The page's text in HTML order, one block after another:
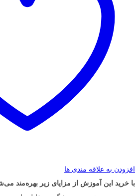
افزودن به علاقه مندی ها
با خرید این آموزش از مزایای زیر بهره‌مند